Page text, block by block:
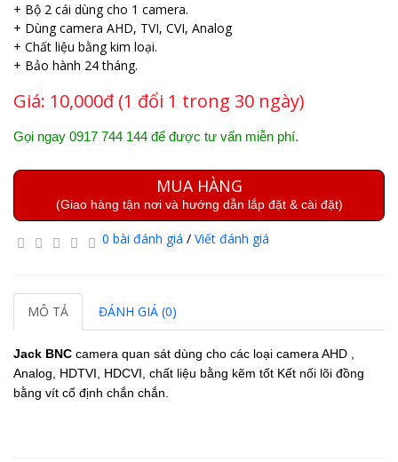
+ Bộ 2 cái dùng cho 1 camera.
+ Dùng camera AHD, TVI, CVI, Analog
+ Chất liệu bằng kim loại.
+ Bảo hành 24 tháng.
Giá: 10,000đ (1 đổi 1 trong 30 ngày)
Gọi ngay 0917 744 144 để được tư vấn miễn phí.
MUA HÀNG
(Giao hàng tận nơi và hướng dẫn lắp đặt & cài đặt)
0 bài đánh giá / Viết đánh giá
MÔ TẢ ĐÁNH GIÁ (0)
Jack BNC camera quan sát dùng cho các loại camera AHD ,
Analog, HDTVI, HDCVI, chất liệu bằng kẽm tốt Kết nối lõi đồng
bằng vít cố định chắn chắn.